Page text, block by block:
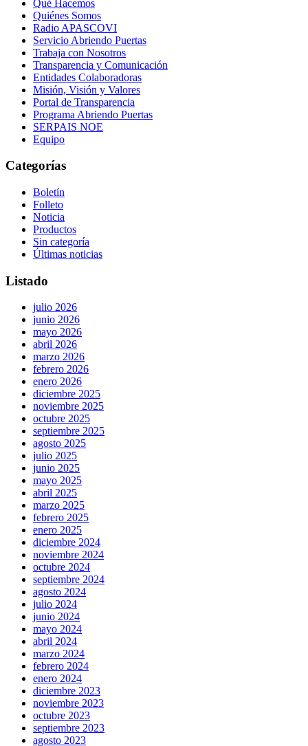
Qué Hacemos
Quiénes Somos
Radio APASCOVI
Servicio Abriendo Puertas
Trabaja con Nosotros
Transparencia y Comunicación
Entidades Colaboradoras
Misión, Visión y Valores
Portal de Transparencia
Programa Abriendo Puertas
SERPAIS NOE
Equipo
Categorías
Boletín
Folleto
Noticia
Productos
Sin categoría
Últimas noticias
Listado
julio 2026
junio 2026
mayo 2026
abril 2026
marzo 2026
febrero 2026
enero 2026
diciembre 2025
noviembre 2025
octubre 2025
septiembre 2025
agosto 2025
julio 2025
junio 2025
mayo 2025
abril 2025
marzo 2025
febrero 2025
enero 2025
diciembre 2024
noviembre 2024
octubre 2024
septiembre 2024
agosto 2024
julio 2024
junio 2024
mayo 2024
abril 2024
marzo 2024
febrero 2024
enero 2024
diciembre 2023
noviembre 2023
octubre 2023
septiembre 2023
agosto 2023